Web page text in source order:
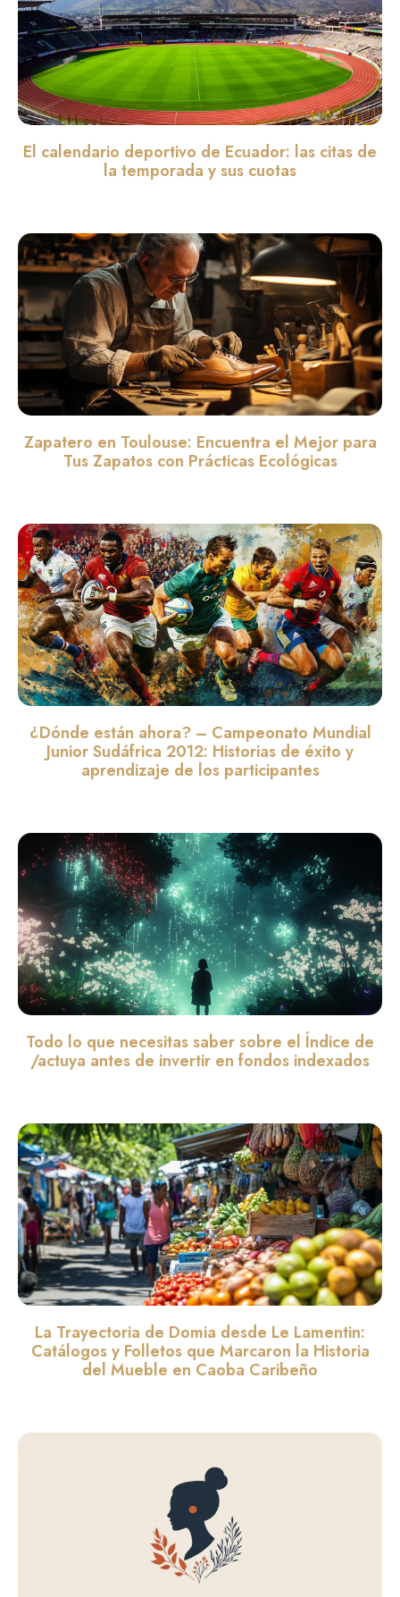
El calendario deportivo de Ecuador: las citas de
la temporada y sus cuotas
Zapatero en Toulouse: Encuentra el Mejor para
Tus Zapatos con Prácticas Ecológicas
¿Dónde están ahora? – Campeonato Mundial
Junior Sudáfrica 2012: Historias de éxito y
aprendizaje de los participantes
Todo lo que necesitas saber sobre el Índice de
/actuya antes de invertir en fondos indexados
La Trayectoria de Domia desde Le Lamentin:
Catálogos y Folletos que Marcaron la Historia
del Mueble en Caoba Caribeño